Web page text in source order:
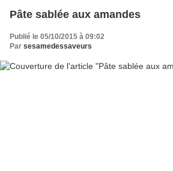
Pâte sablée aux amandes
Publié le 05/10/2015 à 09:02
Par sesamedessaveurs